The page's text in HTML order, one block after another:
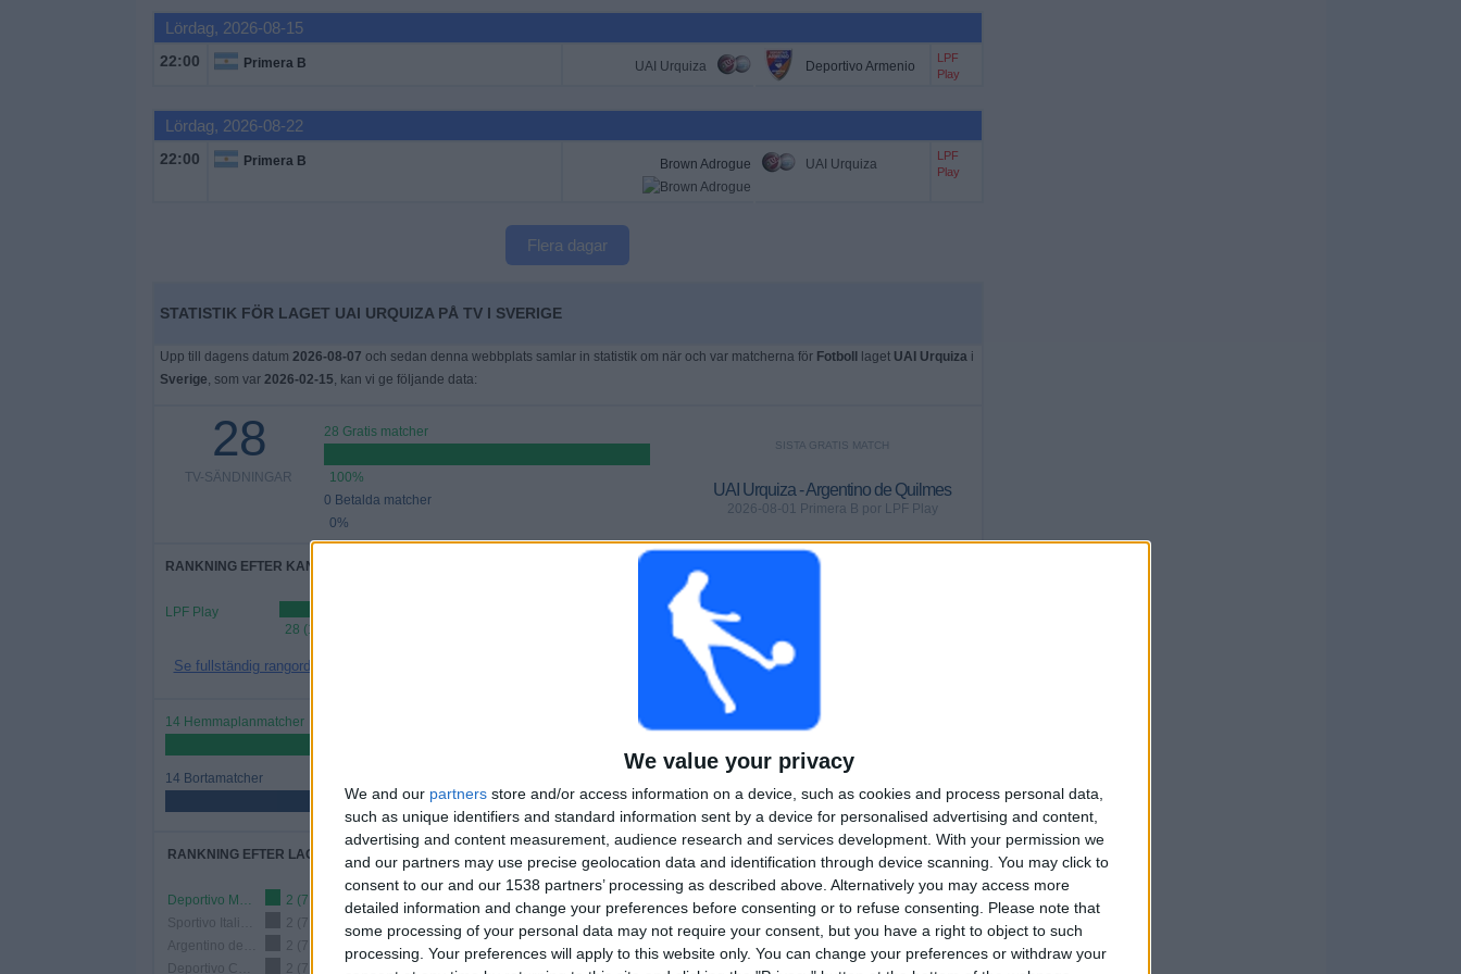
We value your privacy
We and our partners store and/or access information on a device, such as cookies and process personal data,
such as unique identifiers and standard information sent by a device for personalised advertising and content,
advertising and content measurement, audience research and services development. With your permission we
and our partners may use precise geolocation data and identification through device scanning. You may click to
consent to our and our 1538 partners’ processing as described above. Alternatively you may access more
detailed information and change your preferences before consenting or to refuse consenting.
Please note that
some processing of your personal data may not require your consent, but you have a right to object to such
processing. Your preferences will apply to this website only. You can change your preferences or withdraw your
Lördag, 2026-08-15
22:00 Primera B UAI Urquiza Deportivo Armenio
LPF
Play
Lördag, 2026-08-22
22:00 Primera B Brown Adrogue UAI Urquiza
LPF
Play
Flera dagar
STATISTIK FÖR LAGET UAI URQUIZA PÅ TV I SVERIGE
Upp till dagens datum 2026-08-07 och sedan denna webbplats samlar in statistik om när och var matcherna för Fotboll laget UAI Urquizai
Sverige, som var 2026-02-15, kan vi ge följande data:
28
TV-SÄNDNINGAR
28 Gratis matcher
100%
0 Betalda matcher
0%
SISTA GRATIS MATCH
UAI Urquiza - Argentino de Quilmes
2026-08-01 Primera B por LPF Play
RANKNING EFTER KANALER
LPF Play
28 (100%)
Se fullständig rangordning
UTAN GRATIS
MATCHER
0
KONTINUERLIGT
BETALD
14 Hemmaplanmatcher
14 Bortamatcher
50%
MOTSTÅNDARE
MAXIMALT
2
VS Deportivo
Merlo
TOTAL
1
TÄVLINGAR
RANKNING EFTER LAG
Deportivo Merlo
2 (7,14%)
2 (7,14%)
2 (7,14%)
2 (7,14%)
RANKNING EFTER TÄVLINGAR
Se fullständig rangordning